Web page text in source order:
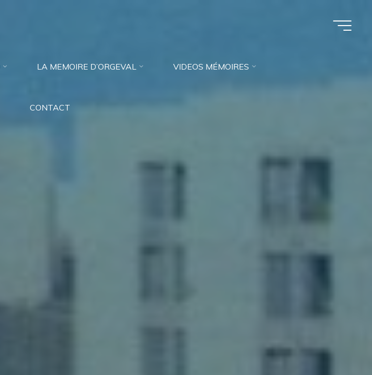
LA MEMOIRE D’ORGEVAL VIDEOS MÉMOIRES
CONTACT